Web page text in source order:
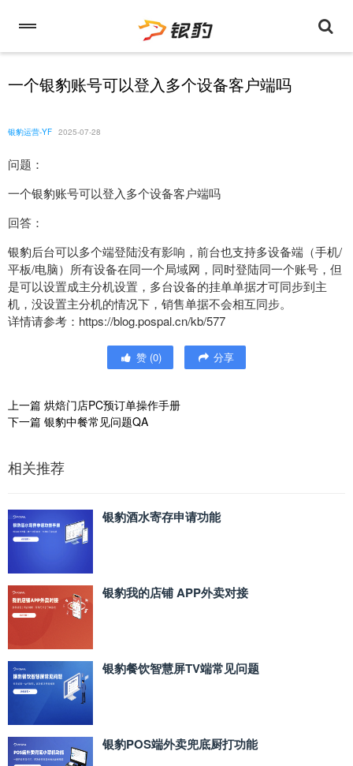
一个银豹账号可以登入多个设备客户端吗
银豹运营-YF 2025-07-28
问题：
一个银豹账号可以登入多个设备客户端吗
回答：
银豹后台可以多个端登陆没有影响，前台也支持多设备端（手机/
平板/电脑）所有设备在同一个局域网，同时登陆同一个账号，但
是可以设置成主分机设置，多台设备的挂单单据才可同步到主
机，没设置主分机的情况下，销售单据不会相互同步。
详情请参考：https://blog.pospal.cn/kb/577
赞 (0) 分享
上一篇 烘焙门店PC预订单操作手册
下一篇 银豹中餐常见问题QA
相关推荐
银豹酒水寄存申请功能
银豹我的店铺 APP外卖对接
银豹餐饮智慧屏TV端常见问题
银豹POS端外卖兜底厨打功能